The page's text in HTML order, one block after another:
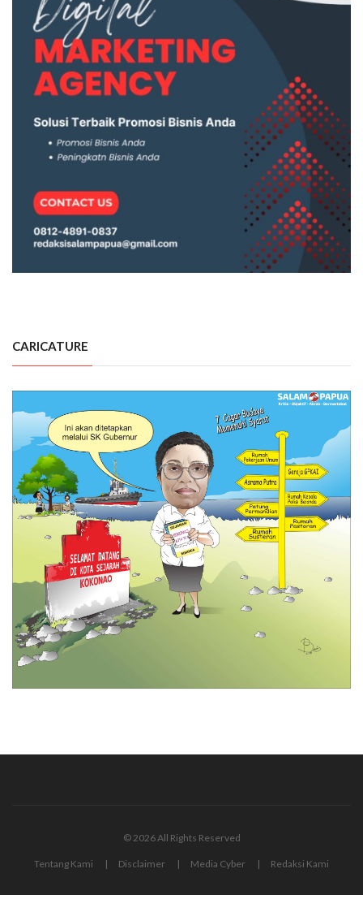
CARICATURE
© 2026 All Rights Reserved
Tentang Kami Disclaimer Media Cyber Redaksi Kami